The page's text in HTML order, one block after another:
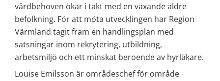
vårdbehoven ökar i takt med en växande äldre
befolkning. För att möta utvecklingen har Region
Värmland tagit fram en handlingsplan med
satsningar inom rekrytering, utbildning,
arbetsmiljö och ett minskat beroende av hyrläkare.
Louise Emilsson är områdeschef för område